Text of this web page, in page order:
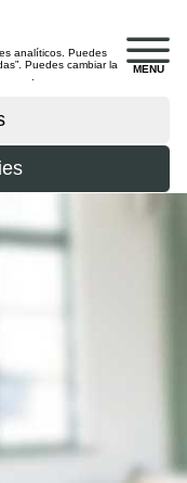
MENU
analíticos. Puedes
Puedes cambiar la